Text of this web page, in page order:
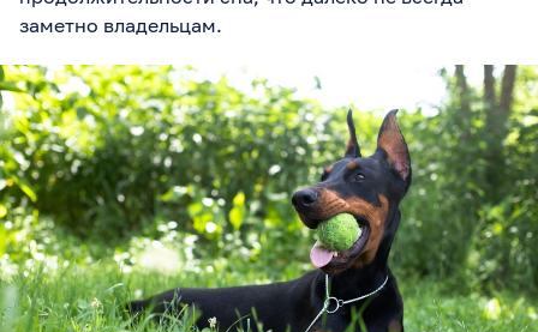
заметно владельцам.